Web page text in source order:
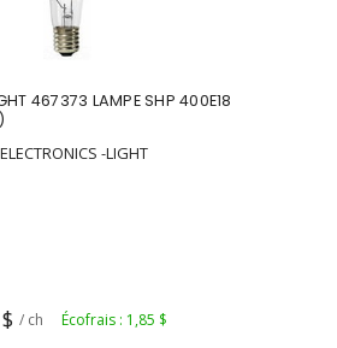
467373 LAMPE SHP 400E18
-LIGHT
/ ch Écofrais : 1,85 $